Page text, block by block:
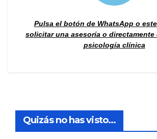
Pulsa el botón de WhatsApp o
solicitar una asesoría o directamente
psicología clínica
Quizás no has visto...